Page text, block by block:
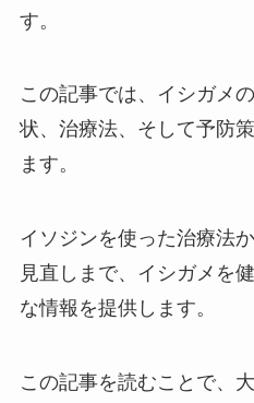
す。
この記事では、イシガメ
状、治療法、そして予防
ます。
イソジンを使った治療法
見直しまで、イシガメを
な情報を提供します。
この記事を読むことで、